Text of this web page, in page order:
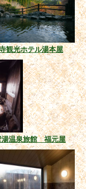
観光ホテル湯本屋
湯温泉旅館 福元屋